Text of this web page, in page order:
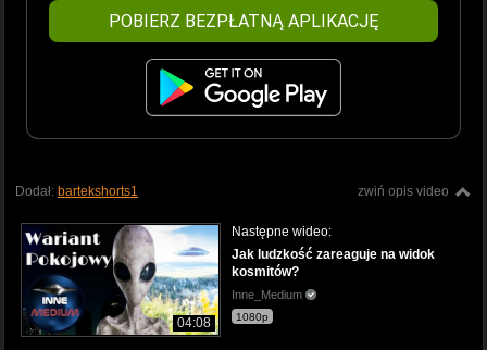
POBIERZ BEZPŁATNĄ APLIKACJĘ
zwiń opis video
Dodał: bartekshorts1
04:08
Następne wideo:
Jak ludzkość zareaguje na widok
kosmitów?
Inne_Medium
1080p